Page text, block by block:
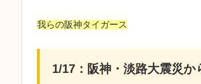
我らの阪神タイガース
1/17：阪神・淡路大震災か